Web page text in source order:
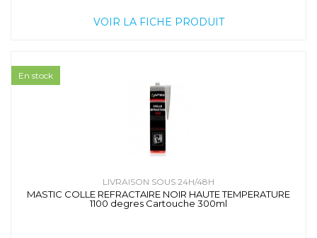
VOIR LA FICHE PRODUIT
LIVRAISON SOUS 24H/48H
MASTIC COLLE REFRACTAIRE NOIR HAUTE TEMPERATURE
1100 degres Cartouche 300ml
En stock